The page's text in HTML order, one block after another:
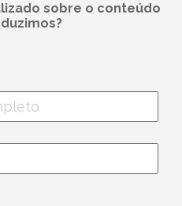
sobre o conteúdo